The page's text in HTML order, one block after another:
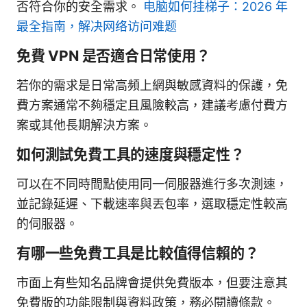
否符合你的安全需求。 电脑如何挂梯子：2026 年
最全指南，解决网络访问难题
免費 VPN 是否適合日常使用？
若你的需求是日常高頻上網與敏感資料的保護，免
費方案通常不夠穩定且風險較高，建議考慮付費方
案或其他長期解決方案。
如何測試免費工具的速度與穩定性？
可以在不同時間點使用同一伺服器進行多次測速，
並記錄延遲、下載速率與丟包率，選取穩定性較高
的伺服器。
有哪一些免費工具是比較值得信賴的？
市面上有些知名品牌會提供免費版本，但要注意其
免費版的功能限制與資料政策，務必閱讀條款。